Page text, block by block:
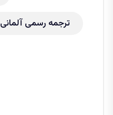
ترجمه رسمی آلمانی